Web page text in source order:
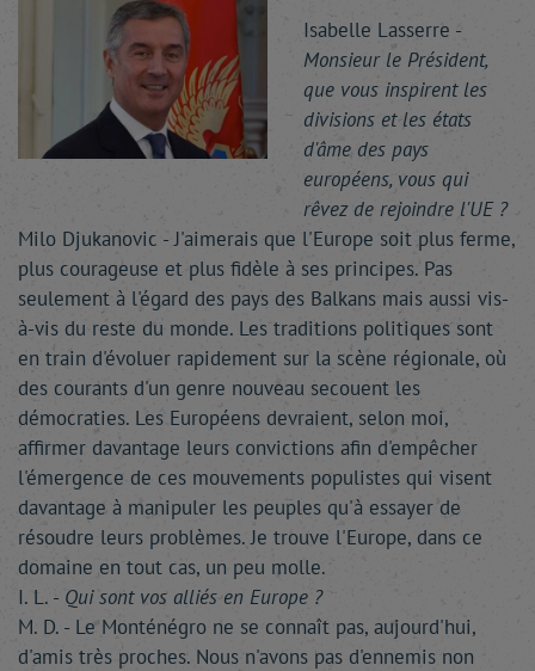
Isabelle Lasserre -
Monsieur le Président,
que vous inspirent les
divisions et les états
d'âme des pays
européens, vous qui
rêvez de rejoindre l'UE ?
Milo Djukanovic - J'aimerais que l'Europe soit plus ferme,
plus courageuse et plus fidèle à ses principes. Pas
seulement à l'égard des pays des Balkans mais aussi vis-
à-vis du reste du monde. Les traditions politiques sont
en train d'évoluer rapidement sur la scène régionale, où
des courants d'un genre nouveau secouent les
démocraties. Les Européens devraient, selon moi,
affirmer davantage leurs convictions afin d'empêcher
l'émergence de ces mouvements populistes qui visent
davantage à manipuler les peuples qu'à essayer de
résoudre leurs problèmes. Je trouve l'Europe, dans ce
domaine en tout cas, un peu molle.
I. L. - Qui sont vos alliés en Europe ?
M. D. - Le Monténégro ne se connaît pas, aujourd'hui,
d'amis très proches. Nous n'avons pas d'ennemis non